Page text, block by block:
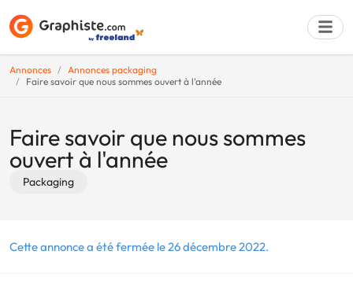
Annonces
Annonces packaging
Faire savoir que nous sommes ouvert à l'année
Faire savoir que nous sommes
ouvert à l'année
Packaging
Cette annonce a été fermée le 26 décembre 2022.